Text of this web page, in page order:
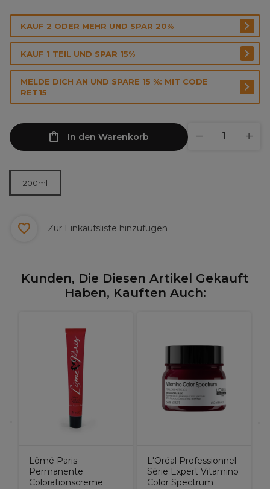
KAUF 2 ODER MEHR UND SPAR 20%
KAUF 1 TEIL UND SPAR 15%
MELDE DICH AN UND SPARE 15 %: MIT CODE
RET15
In den Warenkorb
200ml
Zur Einkaufsliste hinzufügen
Kunden, Die Diesen Artikel Gekauft
Haben, Kauften Auch:
Lômé Paris
Permanente
Colorationscreme
L'Oréal Professionnel
Série Expert Vitamino
Color Spectrum